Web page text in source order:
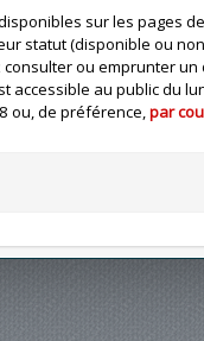
sur les pages
statut (disponible ou
consulter ou emprunter
accessible au public du
ou, de préférence,par